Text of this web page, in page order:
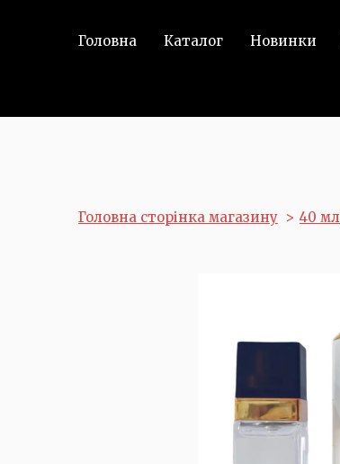
Головна Каталог Новинки
Головна сторінка магазину 40 мл